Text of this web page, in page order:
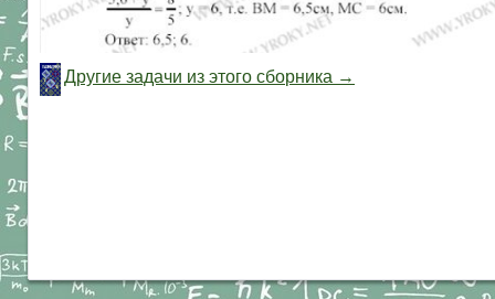
Другие задачи из этого сборника →